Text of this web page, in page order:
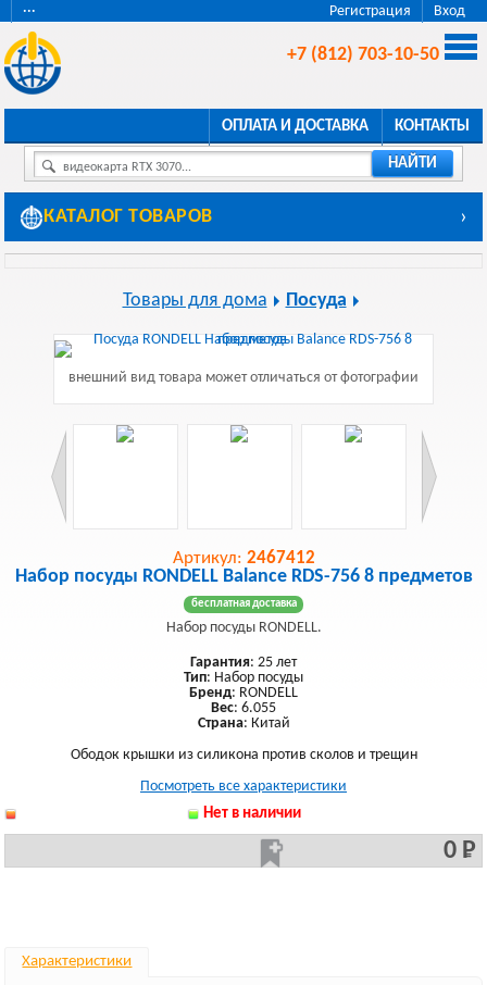
Регистрация Вход
···
+7 (812) 703-10-50
ОПЛАТА И ДОСТАВКА КОНТАКТЫ
видеокарта RTX 3070... НАЙТИ
КАТАЛОГ ТОВАРОВ ›
Товары для дома Посуда
внешний вид товара может отличаться от фотографии
Артикул: 2467412
Набор посуды RONDELL Balance RDS-756 8 предметов
бесплатная доставка
Набор посуды RONDELL.
Гарантия: 25 лет
Тип: Набор посуды
Бренд: RONDELL
Вес: 6.055
Страна: Китай
Ободок крышки из силикона против сколов и трещин
Посмотреть все характеристики
Нет в наличии
0 Р
Характеристики